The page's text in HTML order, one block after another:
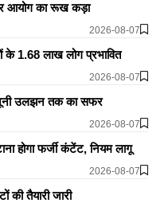
आयोग का रूख कड़ा
2026-08-07
के 1.68 लाख लोग प्रभावित
2026-08-07
उलझन तक का सफर
2026-08-07
होगा फर्जी कंटेंट, नियम लागू
2026-08-07
की तैयारी जारी